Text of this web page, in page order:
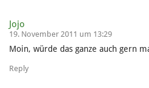
Jojo
19. November 2011 um 13:29
Moin, würde das ganze auch gern
Reply